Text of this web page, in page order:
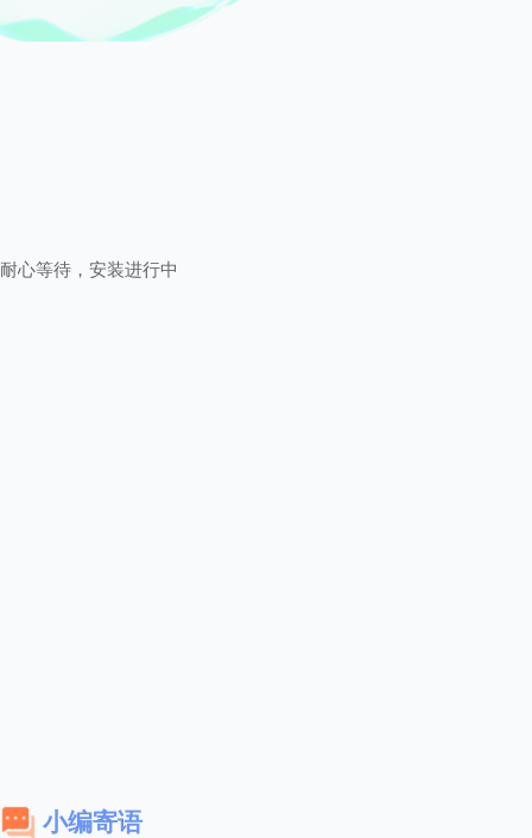
耐心等待，安装进行中
小编寄语